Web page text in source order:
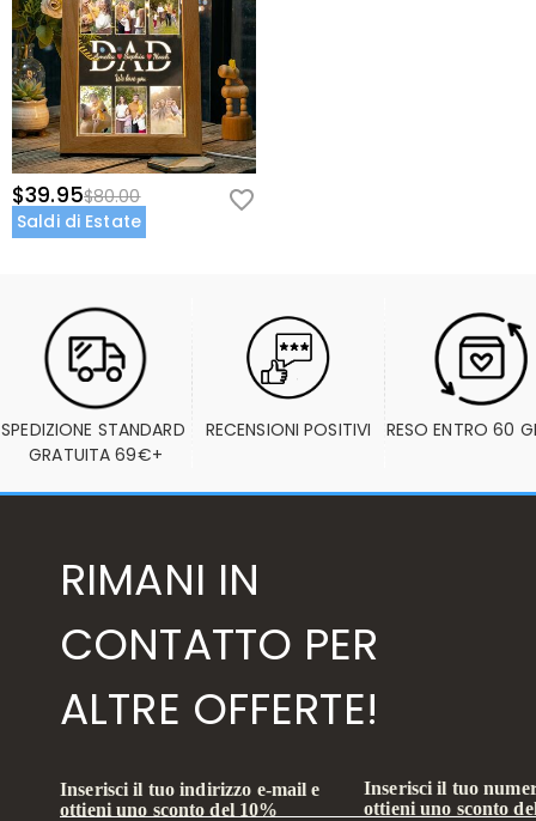
$39.95$80.00
Saldi di Estate
SPEDIZIONE STANDARD
GRATUITA 69€+
RECENSIONI POSITIVI RESO ENTRO 60
RIMANI IN
CONTATTO PER
ALTRE OFFERTE!
Inserisci il tuo indirizzo e-mail e
ottieni uno sconto del 10%
Inserisci il tuo
ottieni uno sconto